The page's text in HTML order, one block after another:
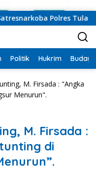
Polres Tulang
Politik Hukrim Budaya
M. Firsada : "Angka
Menurun".
M. Firsada :
di